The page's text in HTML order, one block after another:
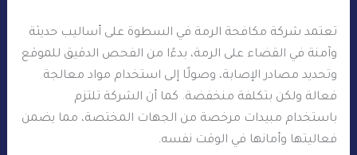
تعتمد شركة مكافحة الرمة في السطوة على أساليب حديثة
وآمنة في القضاء على الرمة، بدءًا من الفحص الدقيق للموقع
وتحديد مصادر الإصابة، وصولًا إلى استخدام مواد معالجة
فعالة ولكن بتكلفة منخفضة. كما أن الشركة تلتزم
باستخدام مبيدات مرخصة من الجهات المختصة، مما يضمن
فعاليتها وأمانها في الوقت نفسه.